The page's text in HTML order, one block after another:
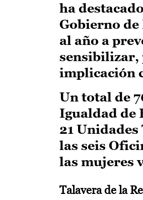
ha
Gobierno de
al año a
sensibilizar,
implicación
Un total de
Igualdad de
21
las seis
las mujeres
Talavera de la